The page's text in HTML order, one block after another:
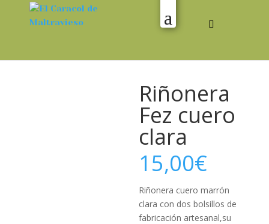
Riñonera
Fez cuero
clara
15,00€
Riñonera cuero marrón
clara con dos bolsillos de
fabricación artesanal,su